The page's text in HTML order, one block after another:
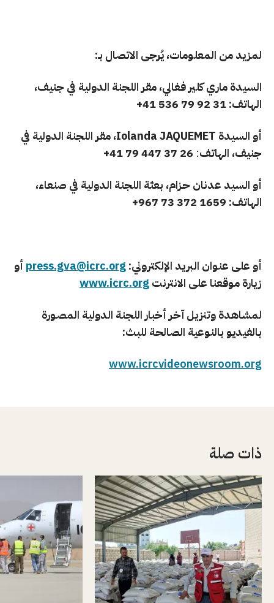
لمزيد من المعلومات، يُرجى الاتصال بـ:
السيدةماري كلير فغالي، مقر اللجنة الدولية في جنيف،
الهاتف: 31 92 79 536 41+
أو السيدة
IolandaJAQUEMET
، مقر اللجنة الدولية في
جنيف، الهاتف:
26 37 447 79 41+
أو السيد عدنان حزام، بعثة اللجنة الدولية في صنعاء،
الهاتف: 1659 372 73 967+
أو على عنوان البريد الإلكتروني:press.gva@icrc.org أو
زيارة موقعنا على الانترنتwww.icrc.org
لمشاهدة وتنزيل آخر أخبار اللجنة الدولية المصورة
بالفيديو بالنوعية الصالحة للبث:
www.icrcvideonewsroom.org
ذات صلة